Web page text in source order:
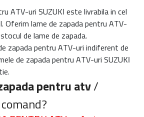
ATV-uri SUZUKI este livrabila in cel
Oferim lame de zapada pentru ATV-
de lame de zapada.
zapada pentru ATV-uri indiferent de
de zapada pentru ATV-uri SUZUKI
pentru atv /